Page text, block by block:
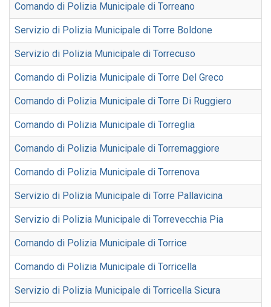
Comando di Polizia Municipale di Torreano
Servizio di Polizia Municipale di Torre Boldone
Servizio di Polizia Municipale di Torrecuso
Comando di Polizia Municipale di Torre Del Greco
Comando di Polizia Municipale di Torre Di Ruggiero
Comando di Polizia Municipale di Torreglia
Comando di Polizia Municipale di Torremaggiore
Comando di Polizia Municipale di Torrenova
Servizio di Polizia Municipale di Torre Pallavicina
Servizio di Polizia Municipale di Torrevecchia Pia
Comando di Polizia Municipale di Torrice
Comando di Polizia Municipale di Torricella
Servizio di Polizia Municipale di Torricella Sicura